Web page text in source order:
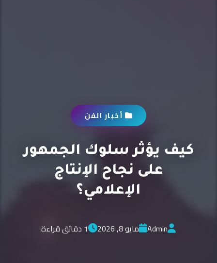
أخبار الفن
كيف يؤثر سلوك الجمهور
على نجاح الإنتاج
الإعلامي؟
Admin مايو 8, 2026 1 دقائق قراءة